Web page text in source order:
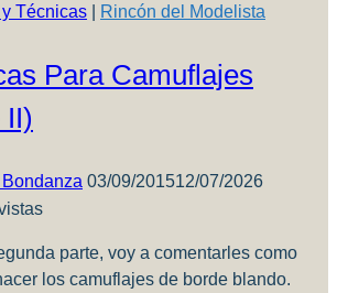
a
entrá
sos
el
de
un
Técnicas Rincón del Modelista
Para Camuflajes
II)
03/09/201512/07/2026
parte, voy a comentarles como
los camuflajes de borde blando.